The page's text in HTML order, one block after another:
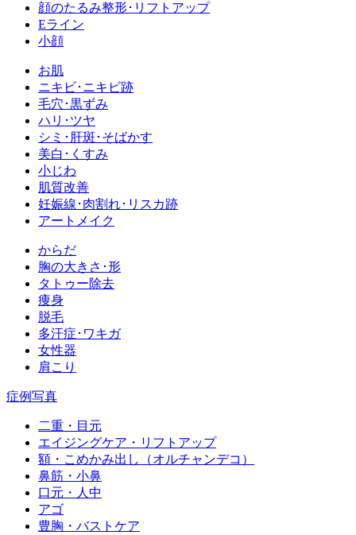
顔のたるみ整形･リフトアップ
Eライン
小顔
お肌
ニキビ･ニキビ跡
毛穴･黒ずみ
ハリ･ツヤ
シミ･肝斑･そばかす
美白･くすみ
小じわ
肌質改善
妊娠線･肉割れ･リスカ跡
アートメイク
からだ
胸の大きさ･形
タトゥー除去
痩身
脱毛
多汗症･ワキガ
女性器
肩こり
症例写真
二重・目元
エイジングケア・リフトアップ
額・こめかみ出し（オルチャンデコ）
鼻筋・小鼻
口元・人中
アゴ
豊胸・バストケア